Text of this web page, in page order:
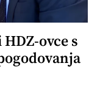
ovce s